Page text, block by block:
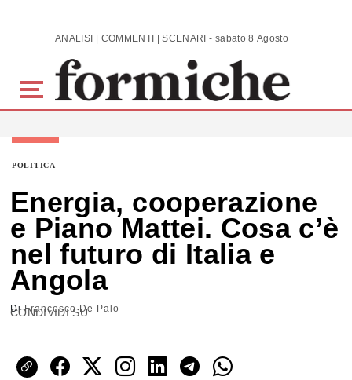
Skip to main content ANALISI | COMMENTI | SCENARI - sabato 8 Agosto 2026
POLITICA
Energia, cooperazione
e Piano Mattei. Cosa c’è
nel futuro di Italia e
Angola
DiFrancesco De Palo
CONDIVIDI SU: